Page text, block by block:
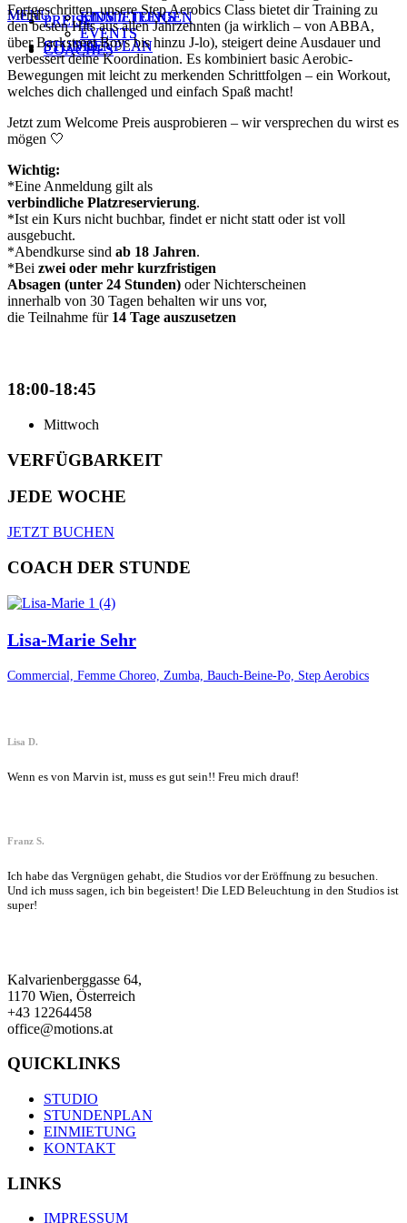
Zum
Inhalt
wechselnSTUDIO
EINMIETUNGEN
STUNDENPLAN
KIDS // TEENS
EVENTS
COACHES
PREISE
Menü
STUDIO
EINMIETUNGEN
STUNDENPLAN
KIDS // TEENS
EVENTS
COACHES
PREISE
MENU
Fortgeschritten, unsere Step Aerobics Class bietet dir Training zu
den besten Hits aus allen Jahrzehnten (ja wirklich – von ABBA,
über Backstreet Boys bis hinzu J-lo), steigert deine Ausdauer und
verbessert deine Koordination. Es kombiniert basic Aerobic-
Bewegungen mit leicht zu merkenden Schrittfolgen – ein Workout,
welches dich challenged und einfach Spaß macht!
Jetzt zum Welcome Preis ausprobieren – wir versprechen du wirst es
mögen 🤍
Wichtig:
*Eine Anmeldung gilt als
verbindliche Platzreservierung.
*Ist ein Kurs nicht buchbar, findet er nicht statt oder ist voll
ausgebucht.
*Abendkurse sind ab 18 Jahren.
*Bei zwei oder mehr kurzfristigen
Absagen (unter 24 Stunden) oder Nichterscheinen
innerhalb von 30 Tagen behalten wir uns vor,
die Teilnahme für 14 Tage auszusetzen
18:00-18:45
Mittwoch
VERFÜGBARKEIT
JEDE WOCHE
JETZT BUCHEN
COACH DER STUNDE
Lisa-Marie Sehr
Commercial, Femme Choreo, Zumba, Bauch-Beine-Po, Step Aerobics
Lisa D.
Wenn es von Marvin ist, muss es gut sein!! Freu mich drauf!
Franz S.
Ich habe das Vergnügen gehabt, die Studios vor der Eröffnung zu besuchen.
Und ich muss sagen, ich bin begeistert! Die LED Beleuchtung in den Studios ist
super!
Kalvarienberggasse 64,
1170 Wien, Österreich
+43 12264458
office@motions.at
QUICK­LINKS
STUDIO
STUNDENPLAN
EINMIETUNG
KONTAKT
LINKS
IMPRESSUM